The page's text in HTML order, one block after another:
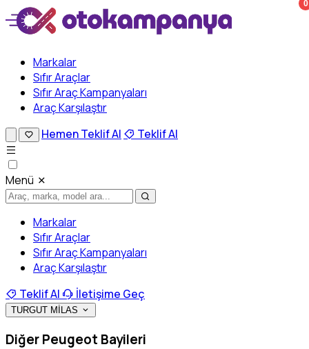
Markalar
Sıfır Araçlar
Sıfır Araç Kampanyaları
Araç Karşılaştır
0
Hemen Teklif Al Teklif Al
Menü
Markalar
Sıfır Araçlar
Sıfır Araç Kampanyaları
Araç Karşılaştır
Teklif Al
İletişime Geç
TURGUT MİLAS
Diğer Peugeot Bayileri